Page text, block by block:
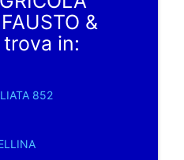
&
trova in:
852